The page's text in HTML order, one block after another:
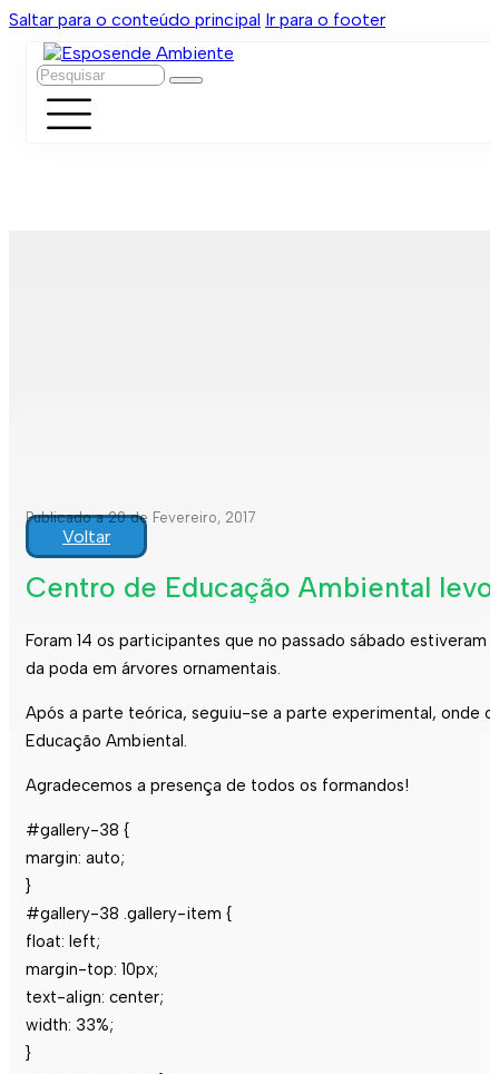
Saltar para o conteúdo principal Ir para o footer
Pesquisar
Publicado a 20 de Fevereiro, 2017
Voltar
Centro de Educação Ambiental
Foram 14 os participantes que no passado sábado estiveram
da poda em árvores ornamentais.
Após a parte teórica, seguiu-se a parte experimental, onde
Educação Ambiental.
Agradecemos a presença de todos os formandos!
#gallery-38 {
margin: auto;
}
#gallery-38 .gallery-item {
float: left;
margin-top: 10px;
text-align: center;
width: 33%;
}